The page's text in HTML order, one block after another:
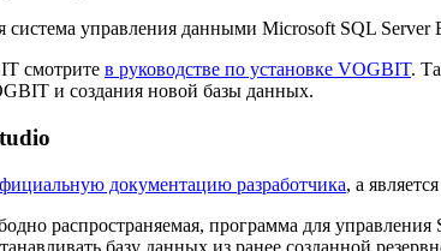
управления данными Microsoft SQL
смотрите в руководстве по установке VOGBIT.
и создания новой базы данных.
документацию разработчика, а
распространяемая, программа для
базу данных из ранее созданной